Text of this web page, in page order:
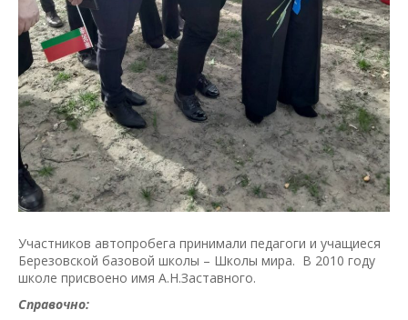
Участников автопробега принимали педагоги и учащиеся
Березовской базовой школы – Школы мира. В 2010 году
школе присвоено имя А.Н.Заставного.
Справочно: